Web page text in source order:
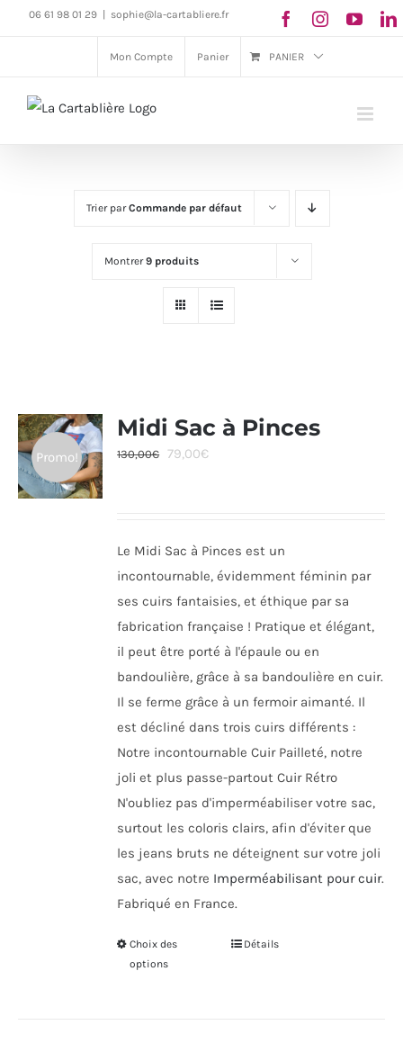
Passer06 61 98 01 29 sophie@la-cartabliere.fr
Mon Compte Panier PANIER
Trier parCommande par défaut
Montrer9 produits
Promo!
Midi Sac à Pinces
130,00€
Le
130,00€.
79,00€Le
79,00€.
Le Midi Sac à Pinces est un
incontournable, évidemment féminin par
ses cuirs fantaisies, et éthique par sa
fabrication française ! Pratique et élégant,
il peut être porté à l'épaule ou en
bandoulière, grâce à sa bandoulière en cuir.
Il se ferme grâce à un fermoir aimanté. Il
est décliné dans trois cuirs différents :
Notre incontournable Cuir Pailleté, notre
joli et plus passe-partout Cuir Rétro
N'oubliez pas d'imperméabiliser votre sac,
surtout les coloris clairs, afin d'éviter que
les jeans bruts ne déteignent sur votre joli
sac, avec notre Imperméabilisant pour cuir.
Fabriqué en France.
Choix des
options
CeDétails